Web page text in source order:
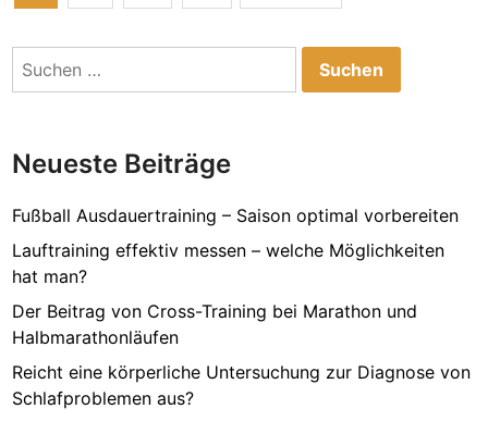
o
D
G
f
u
a
Suchen
Neueste Beiträge
Fußball Ausdauertraining – Saison optimal vorbereiten
Lauftraining effektiv messen – welche Möglichkeiten
hat man?
Der Beitrag von Cross-Training bei Marathon und
Halbmarathonläufen
Reicht eine körperliche Untersuchung zur Diagnose von
Schlafproblemen aus?